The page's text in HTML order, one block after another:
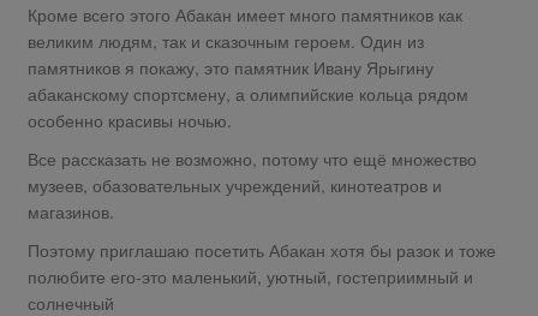
Кроме всего этого Абакан имеет много памятников как
великим людям, так и сказочным героем. Один из
памятников я покажу, это памятник Ивану Ярыгину
абаканскому спортсмену, а олимпийские кольца рядом
особенно красивы ночью.
Все рассказать не возможно, потому что ещё множество
музеев, обазовательных учреждений, кинотеатров и
магазинов.
Поэтому приглашаю посетить Абакан хотя бы разок и тоже
полюбите его-это маленький, уютный, гостеприимный и
солнечный